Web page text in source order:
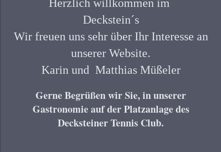
Herzlich willkommen im
Deckstein´s
Wir freuen uns sehr über Ihr Interesse an
unserer Website.
Karin und Matthias Müßeler
Gerne Begrüßen wir Sie, in unserer
Gastronomie auf der Platzanlage des
Decksteiner Tennis Club.